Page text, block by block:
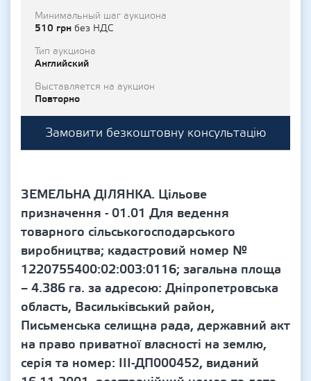
Минимальный шаг аукциона
510 грн без НДС
Тип аукциона
Английский
Выставляется на аукцион
Повторно
Замовити безкоштовну консультацію
ЗЕМЕЛЬНА ДІЛЯНКА. Цільове
призначення - 01.01 Для ведення
товарного сільськогосподарського
виробництва; кадастровий номер №
1220755400:02:003:0116; загальна площа
– 4.386 га. за адресою: Дніпропетровська
область, Васильківський район,
Письменська селищна рада, державний акт
на право приватної власності на землю,
серія та номер: ІІІ-ДП000452, виданий